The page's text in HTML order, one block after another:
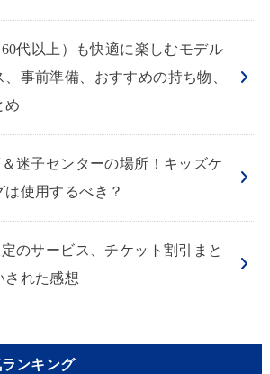
60代以上）も快適に楽しむモデル
事前準備、おすすめの持ち物、
め
＆迷子センターの場所！キッズケ
使用するべき？
定のサービス、チケット割引まと
された感想
ンキング